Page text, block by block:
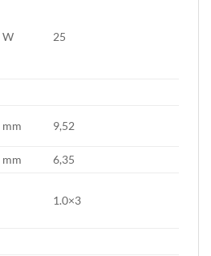
W 25
mm 9,52
mm 6,35
1.0×3